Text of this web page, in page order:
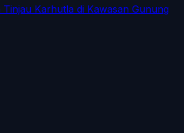
Karhutla di Kawasan Gunung